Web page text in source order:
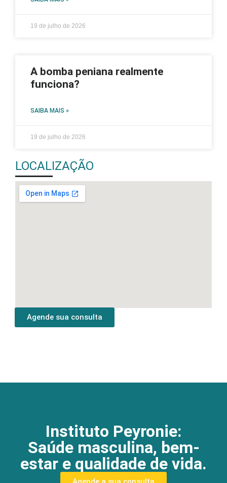
19 de julho de 2026
A bomba peniana realmente
funciona?
SAIBA MAIS »
19 de julho de 2026
LOCALIZAÇÃO
Agende sua consulta
Instituto Peyronie:
Saúde masculina, bem-
estar e qualidade de vida.